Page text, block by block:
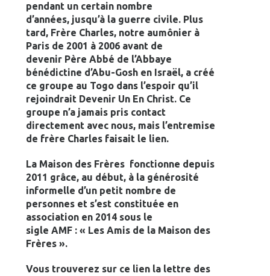
pendant un certain nombre
d’années, jusqu’à la guerre civile. Plus
tard, Frère Charles, notre aumônier à
Paris de 2001 à 2006 avant de
devenir Père Abbé de l’Abbaye
bénédictine d’Abu-Gosh en Israël, a créé
ce groupe au Togo dans l’espoir qu’il
rejoindrait Devenir Un En Christ. Ce
groupe n’a jamais pris contact
directement avec nous, mais l’entremise
de frère Charles faisait le lien.
La Maison des Frères fonctionne depuis
2011 grâce, au début, à la générosité
informelle d’un petit nombre de
personnes et s’est constituée en
association en 2014 sous le
sigle AMF : « Les Amis de la Maison des
Frères ».
Vous trouverez sur ce lien la lettre des